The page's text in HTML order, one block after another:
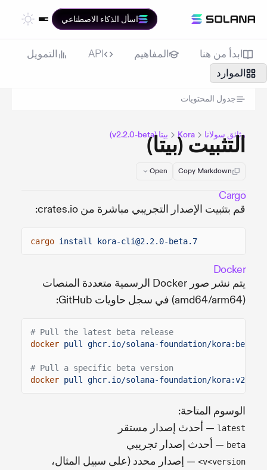
اسأل الذكاء الاصطناعي
ابدأ من هنا المفاهيم API
التمويل
الموارد
جدول المحتويات
وثائق سولانا Kora بيتا (v2.2.0-beta)
التثبيت (بيتا)
Copy Markdown
Open
Cargo
قم بتثبيت الإصدار التجريبي مباشرة من crates.io:
cargo install kora-cli@2.2.0-beta.7
Docker
يتم نشر صور Docker الرسمية متعددة المنصات
(amd64/arm64) في سجل حاويات GitHub:
# Pull the latest beta release
docker pull ghcr.io/solana-foundation/kora:beta
# Pull a specific beta version
docker pull ghcr.io/solana-foundation/
الوسوم المتاحة:
latest — أحدث إصدار مستقر
beta — أحدث إصدار تجريبي
v<version> — إصدار محدد (على سبيل المثال،